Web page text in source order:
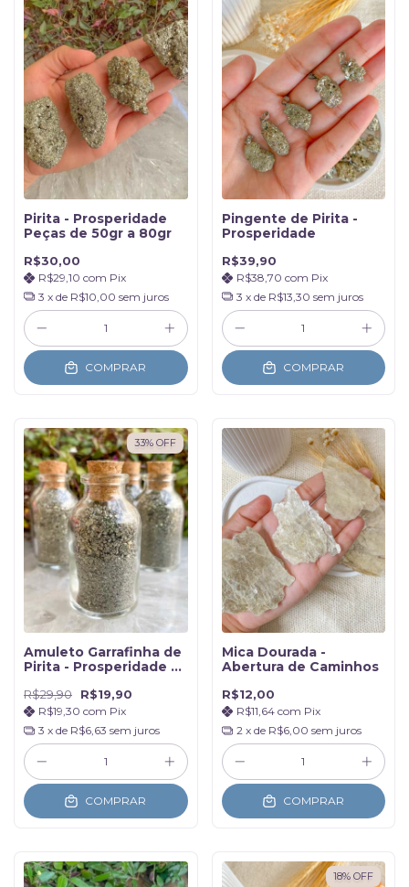
Pirita - Prosperidade
Peças de 50gr a 80gr
R$30,00
R$29,10 com Pix
3 x de R$10,00 sem juros
COMPRAR
Pingente de Pirita -
Prosperidade
R$39,90
R$38,70 com Pix
3 x de R$13,30 sem juros
COMPRAR
33% OFF
Amuleto Garrafinha de
Pirita - Prosperidade e
R$29,90 R$19,90
R$19,30 com Pix
3 x de R$6,63 sem juros
COMPRAR
Mica Dourada -
Abertura de Caminhos
R$12,00
R$11,64 com Pix
2 x de R$6,00 sem juros
COMPRAR
18% OFF